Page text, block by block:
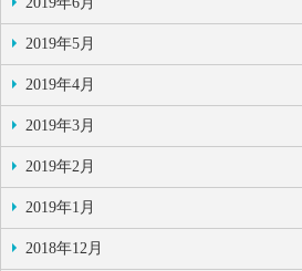
2019年5月
2019年4月
2019年3月
2019年2月
2019年1月
2018年12月